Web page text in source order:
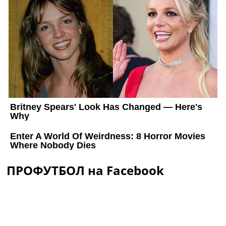
ПРОФУТБОЛ на Facebook